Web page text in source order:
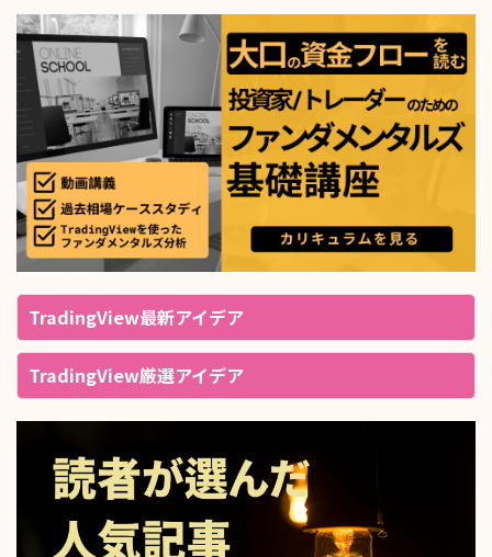
TradingView最新アイデア
TradingView厳選アイデア